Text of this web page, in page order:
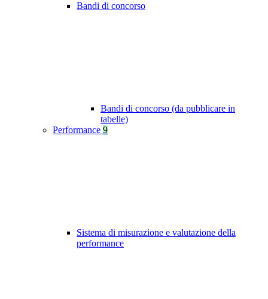
Bandi di concorso
Bandi di concorso (da pubblicare in
tabelle)
Performance 9
Sistema di misurazione e valutazione della
performance